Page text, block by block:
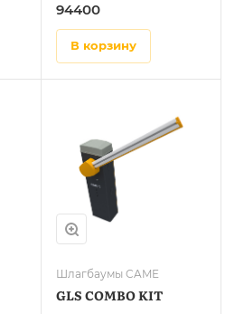
94400
в корзину
Шлагбаумы CAME
GLS COMBO KIT